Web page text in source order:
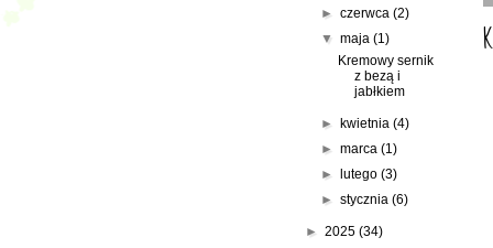
►czerwca(2)
▼maja(1)
Kremowy sernik
z bezą i
jabłkiem
► kwietnia(4)
►marca(1)
►
lutego(3)
►stycznia(6)
► 2025 (34)